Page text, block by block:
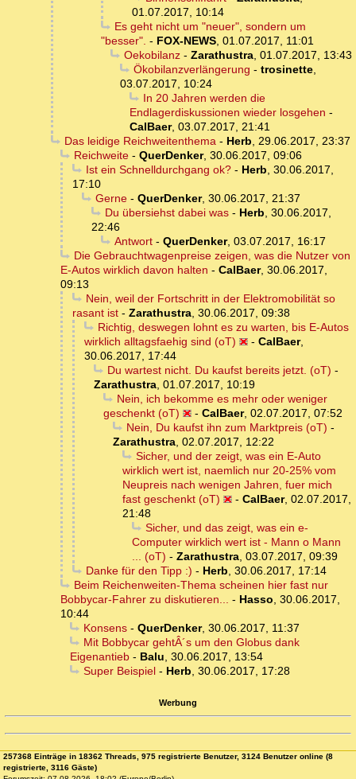
01.07.2017, 10:14
Es geht nicht um "neuer", sondern um
"besser". - FOX-NEWS, 01.07.2017, 11:01
Oekobilanz- Zarathustra, 01.07.2017, 13:43
Ökobilanzverlängerung - trosinette,
03.07.2017, 10:24
In 20 Jahren werden die
Endlagerdiskussionen wieder losgehen -
CalBaer, 03.07.2017, 21:41
Das leidige Reichweitenthema- Herb, 29.06.2017, 23:37
Reichweite- QuerDenker, 30.06.2017, 09:06
Ist ein Schnelldurchgang ok?- Herb, 30.06.2017,
17:10
Gerne- QuerDenker, 30.06.2017, 21:37
Du übersiehst dabei was- Herb, 30.06.2017,
22:46
Antwort- QuerDenker, 03.07.2017, 16:17
Die Gebrauchtwagenpreise zeigen, was die Nutzer von
E-Autos wirklich davon halten - CalBaer, 30.06.2017,
09:13
Nein, weil der Fortschritt in der Elektromobilität so
rasant ist - Zarathustra, 30.06.2017, 09:38
Richtig, deswegen lohnt es zu warten, bis E-Autos
wirklich alltagsfaehig sind (oT)
- CalBaer,
30.06.2017, 17:44
Du wartest nicht. Du kaufst bereits jetzt. (oT) -
Zarathustra, 01.07.2017, 10:19
Nein, ich bekomme es mehr oder weniger
geschenkt (oT)
- CalBaer, 02.07.2017, 07:52
Nein, Du kaufst ihn zum Marktpreis (oT) -
Zarathustra, 02.07.2017, 12:22
Sicher, und der zeigt, was ein E-Auto
wirklich wert ist, naemlich nur 20-25% vom
Neupreis nach wenigen Jahren, fuer mich
fast geschenkt (oT)
- CalBaer, 02.07.2017,
21:48
Sicher, und das zeigt, was ein e-
Computer wirklich wert ist - Mann o Mann
... (oT) - Zarathustra, 03.07.2017, 09:39
Danke für den Tipp :) - Herb, 30.06.2017, 17:14
Beim Reichenweiten-Thema scheinen hier fast nur
Bobbycar-Fahrer zu diskutieren... - Hasso, 30.06.2017,
10:44
Konsens- QuerDenker, 30.06.2017, 11:37
Mit Bobbycar gehtÂ´s um den Globus dank
Eigenantieb - Balu, 30.06.2017, 13:54
Super Beispiel- Herb, 30.06.2017, 17:28
Werbung
257368 Einträge in 18362 Threads, 975 registrierte Benutzer, 3124 Benutzer online (8
registrierte, 3116 Gäste)